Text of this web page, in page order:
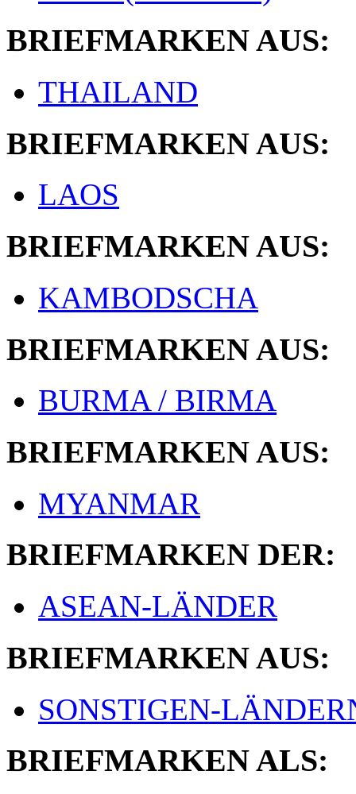
BRIEFMARKEN AUS:
THAILAND
BRIEFMARKEN AUS:
LAOS
BRIEFMARKEN AUS:
KAMBODSCHA
BRIEFMARKEN AUS:
BURMA / BIRMA
BRIEFMARKEN AUS:
MYANMAR
BRIEFMARKEN DER:
ASEAN-LÄNDER
BRIEFMARKEN AUS:
SONSTIGEN-
BRIEFMARKEN ALS: